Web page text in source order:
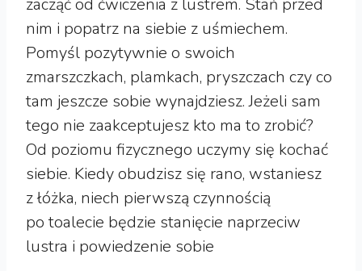
nim i popatrz na siebie z uśmiechem.
Pomyśl pozytywnie o swoich
zmarszczkach, plamkach, pryszczach czy co
tam jeszcze sobie wynajdziesz. Jeżeli sam
tego nie zaakceptujesz kto ma to zrobić?
Od poziomu fizycznego uczymy się kochać
siebie. Kiedy obudzisz się rano, wstaniesz
z łóżka, niech pierwszą czynnością
po toalecie będzie stanięcie naprzeciw
lustra i powiedzenie sobie